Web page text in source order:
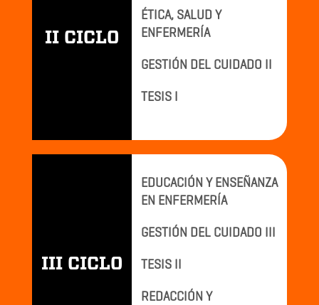
II CICLO
ÉTICA, SALUD Y
ENFERMERÍA
GESTIÓN DEL CUIDADO II
TESIS I
III CICLO
EDUCACIÓN Y ENSEÑANZA
EN ENFERMERÍA
GESTIÓN DEL CUIDADO III
TESIS II
REDACCIÓN Y